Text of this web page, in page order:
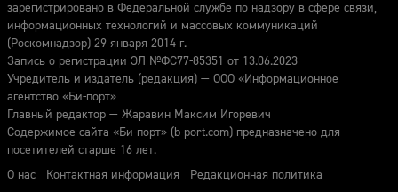
зарегистрировано в Федеральной службе по надзору в сфере связи,
информационных технологий и массовых коммуникаций
(Роскомнадзор) 29 января 2014 г.
Запись о регистрации ЭЛ №ФС77-85351 от 13.06.2023
Учредитель и издатель (редакция) — ООО «Информационное
агентство «Би-порт»
Главный редактор — Жаравин Максим Игоревич
Содержимое сайта «Би-порт» (b-port.com) предназначено для
посетителей старше 16 лет.
О нас
Контактная информация Редакционная политика